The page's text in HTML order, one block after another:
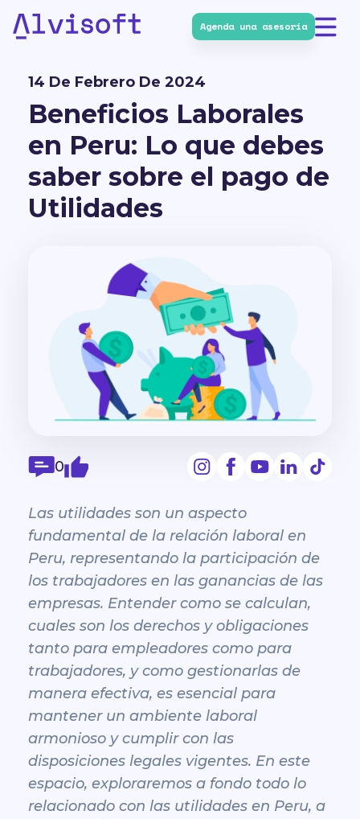
Agenda una asesoría
14 De Febrero De 2024
Beneficios Laborales
en Peru: Lo que debes
saber sobre el pago de
Utilidades
0
Las utilidades son un aspecto
fundamental de la relación laboral en
Peru, representando la participación de
los trabajadores en las ganancias de las
empresas. Entender como se calculan,
cuales son los derechos y obligaciones
tanto para empleadores como para
trabajadores, y como gestionarlas de
manera efectiva, es esencial para
mantener un ambiente laboral
armonioso y cumplir con las
disposiciones legales vigentes. En este
espacio, exploraremos a fondo todo lo
relacionado con las utilidades en Peru, a